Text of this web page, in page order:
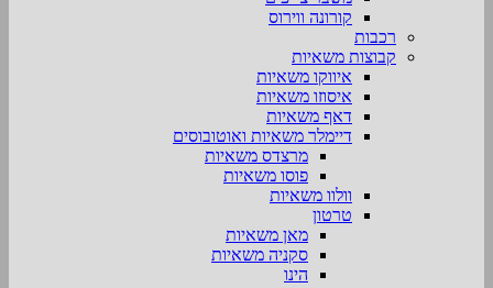
קורונה ווירוס
רכבות
קבוצות משאיות
איווקו משאיות
איסוזו משאיות
דאף משאיות
דיימלר משאיות ואוטובוסים
מרצדס משאיות
פוסו משאיות
וולוו משאיות
טרטון
מאן משאיות
סקניה משאיות
הינו